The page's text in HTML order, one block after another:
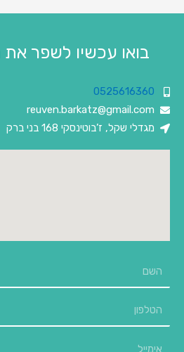
בואו עכשיו לשפר את
0525616360
reuven.barkatz@gmail.com
מגדלי שקל, ז’בוטינסקי 168 בני ברק